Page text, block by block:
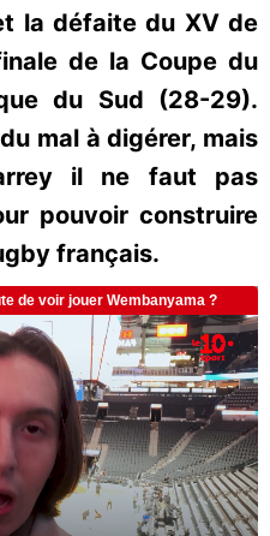
la défaite du XV de
de la Coupe du
du Sud (28-29).
mal à digérer, mais
il ne faut pas
pouvoir construire
français.